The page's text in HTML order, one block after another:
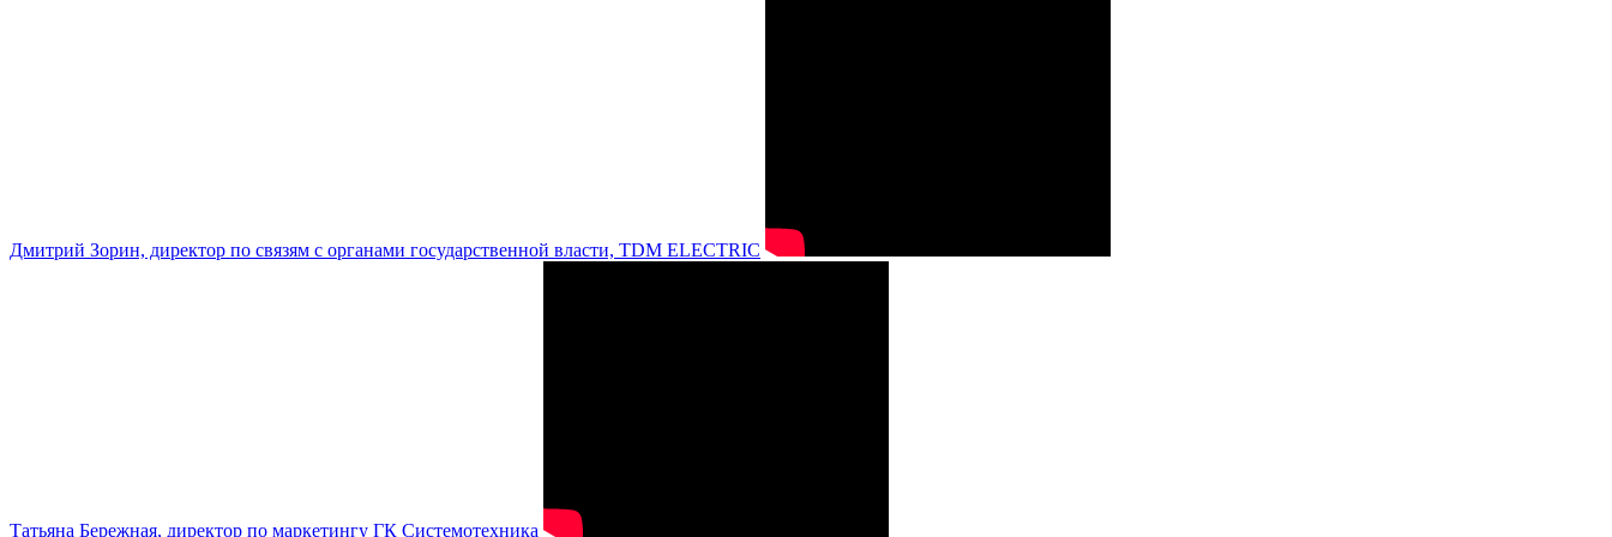
Дмитрий Зорин, директор по связям с органами государственной власти, TDM ELECTRIC
Татьяна Бережная, директор по маркетингу ГК Системотехника